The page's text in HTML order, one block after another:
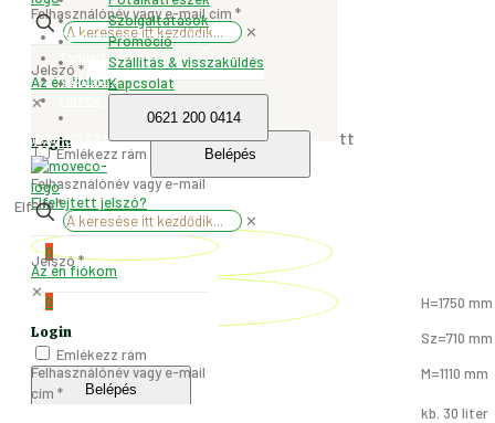
Felhasználónév vagy e-mail cím *
Jelszó *
Emlékezz rám Belépés
Elfelejtett jelszó?
0
0
✕
Az én fiókom
✕
Login
Felhasználónév vagy e-mail
cím*
Jelszó*
Emlékezz rám
Belépés
Szállítás és visszaküldés
Tanúsítványok
Kapcsolat
0036.30.522.0535
Szolgáltatások
Promóció
Szállítás & visszaküldés
Kapcsolat
0621 200 0414
✕
Az én fiókom
✕
Login
Felhasználónév vagy e-mail
cím *
649.000Ft
Elfogyott
Technikai adatok
Tricikli mérete
H=1750 mm
Sz=710 mm
M=1110 mm
kb. 30 liter